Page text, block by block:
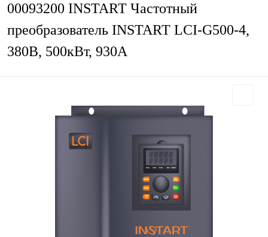
00093200 INSTART Частотный
преобразователь INSTART LCI-G500-4,
380В, 500кВт, 930А